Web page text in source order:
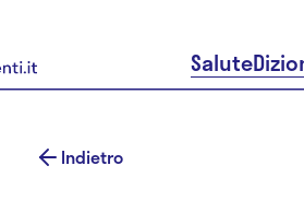
Salute
Indietro